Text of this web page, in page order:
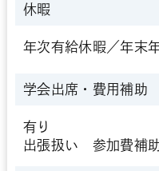
休暇
年次有給休暇／年末
学会出席・ 費用補助
有り
出張扱い 参加費補